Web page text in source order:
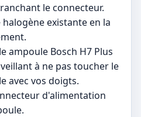
le connecteur.
existante en la
ampoule Bosch H7 Plus
à ne pas toucher le
avec vos doigts.
d'alimentation